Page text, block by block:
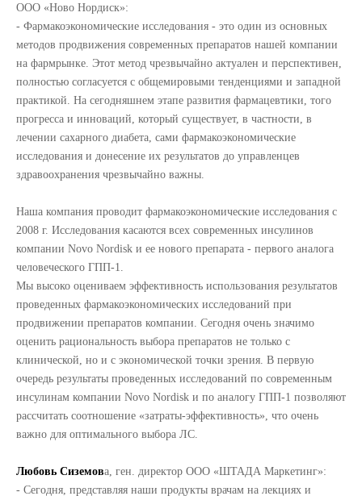
ООО «Ново Нордиск»:
- Фармакоэкономические исследования - это один из основных
методов продвижения современных препаратов нашей компании
на фармрынке. Этот метод чрезвычайно актуален и перспективен,
полностью согласуется с общемировыми тенденциями и западной
практикой. На сегодняшнем этапе развития фармацевтики, того
прогресса и инноваций, который существует, в частности, в
лечении сахарного диабета, сами фармакоэкономические
исследования и донесение их результатов до управленцев
здравоохранения чрезвычайно важны.
Наша компания проводит фармакоэкономические исследования с
2008 г. Исследования касаются всех современных инсулинов
компании Novo Nordisk и ее нового препарата - первого аналога
человеческого ГПП-1.
Мы высоко оцениваем эффективность использования результатов
проведенных фармакоэкономических исследований при
продвижении препаратов компании. Сегодня очень значимо
оценить рациональность выбора препаратов не только с
клинической, но и с экономической точки зрения. В первую
очередь результаты проведенных исследований по современным
инсулинам компании Novo Nordisk и по аналогу ГПП-1 позволяют
рассчитать соотношение «затраты-эффективность», что очень
важно для оптимального выбора ЛС.
Любовь Сиземова, ген. директор ООО «ШТАДА Маркетинг»:
- Сегодня, представляя наши продукты врачам на лекциях и